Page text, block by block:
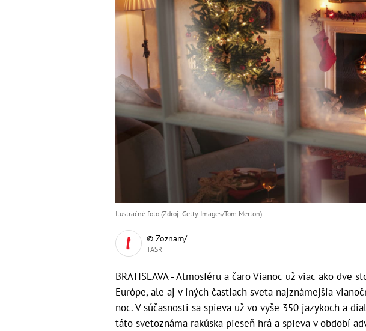
Ilustračné foto (Zdroj: Getty Images/Tom Merton)
© Zoznam/
TASR
BRATISLAVA - Atmosféru a čaro Vianoc už viac ako dve
Európe, ale aj v iných častiach sveta najznámejšia
noc. V súčasnosti sa spieva už vo vyše 350 jazykoch a
táto svetoznáma rakúska pieseň hrá a spieva v období